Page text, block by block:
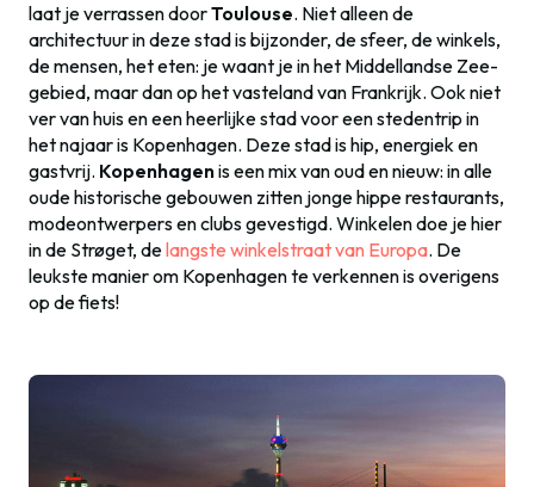
laat je verrassen doorToulouse. Niet alleen de
architectuur in deze stad is bijzonder, de sfeer, de winkels,
de mensen, het eten: je waant je in het Middellandse Zee-
gebied, maar dan op het vasteland van Frankrijk. Ook niet
ver van huis en een heerlijke stad voor een stedentrip in
het najaar is Kopenhagen. Deze stad is hip, energiek en
gastvrij. Kopenhagenis een mix van oud en nieuw: in alle
oude historische gebouwen zitten jonge hippe restaurants,
modeontwerpers en clubs gevestigd. Winkelen doe je hier
in de Strøget, delangste winkelstraat van Europa. De
leukste manier om Kopenhagen te verkennen is overigens
op de fiets!